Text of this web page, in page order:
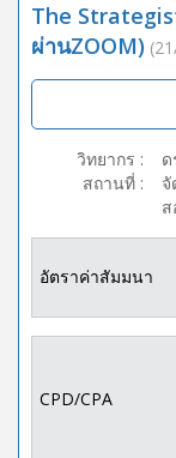
The
ผ่านZOOM)
วิทยากร :
สถานที่ :
อัตราค่าสัมมนา
CPD/CPA